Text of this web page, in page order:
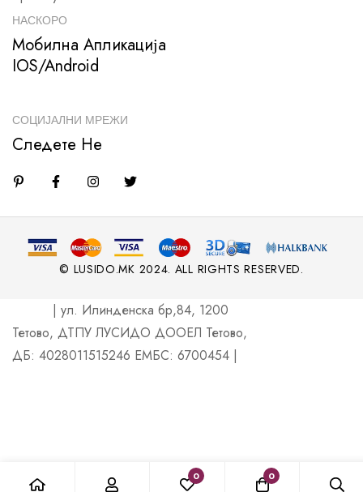
НАСКОРО
Мобилна Апликација
IOS/Android
СОЦИЈАЛНИ МРЕЖИ
Следете Не
© LUSIDO.MK 2024. ALL RIGHTS RESERVED.
| ул. Илинденска бр,84, 1200
Тетово, ДТПУ ЛУСИДО ДООЕЛ Тетово,
ДБ: 4028011515246 ЕМБС: 6700454 |
0 0